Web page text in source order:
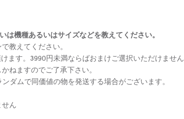
機種あるいはサイズなどを教えてください。
教えてください。
ます。3990円未満ならばおまけご選択いただけません
ねますのでご了承下さい。
ダムで同価値の物を発送する場合がございます。
ん